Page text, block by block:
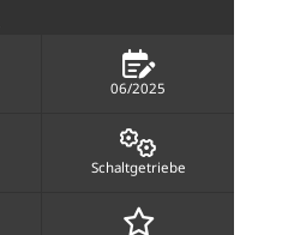
06/2025
Schaltgetriebe